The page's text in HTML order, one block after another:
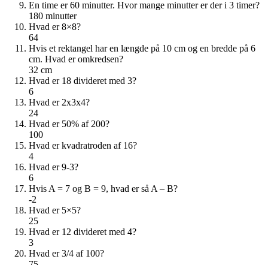
En time er 60 minutter. Hvor mange minutter er der i 3 timer?
180 minutter
Hvad er 8×8?
64
Hvis et rektangel har en længde på 10 cm og en bredde på 6
cm. Hvad er omkredsen?
32 cm
Hvad er 18 divideret med 3?
6
Hvad er 2x3x4?
24
Hvad er 50% af 200?
100
Hvad er kvadratroden af 16?
4
Hvad er 9-3?
6
Hvis A = 7 og B = 9, hvad er så A – B?
-2
Hvad er 5×5?
25
Hvad er 12 divideret med 4?
3
Hvad er 3/4 af 100?